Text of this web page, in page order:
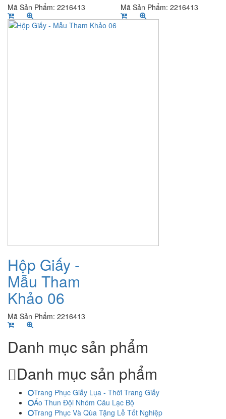
Mã Sản Phẩm: 2216413 Mã Sản Phẩm: 2216413
Hộp Giấy -
Mẫu Tham
Khảo 06
Mã Sản Phẩm: 2216413
Danh mục sản phẩm
Danh mục sản phẩm
Trang Phục Giấy Lụa - Thời Trang Giấy
Áo Thun Đội Nhóm Câu Lạc Bộ
Trang Phục Và Qùa Tặng Lễ Tốt Nghiệp